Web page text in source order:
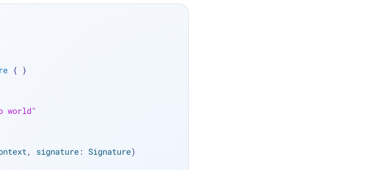
{ }
world"
, signature: Signature